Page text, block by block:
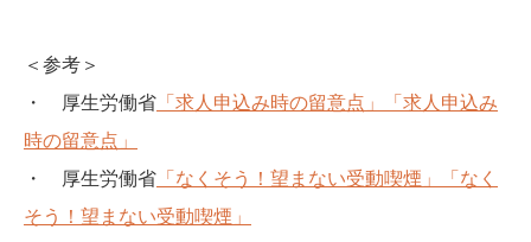
＜参考＞
・ 厚生労働省 「求人申込み時の留意点」
「求人申込み
時の留意点」
・ 厚生労働省 「なくそう！望まない受動喫煙」
「なく
そう！望まない受動喫煙」